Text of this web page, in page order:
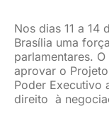
Nos dias 11 a 14
Brasília uma
parlamentares.
aprovar o
Poder Executivo
direito à